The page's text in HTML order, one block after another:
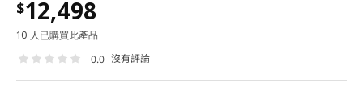
$12,498
10 人已購買此產品
0.0 沒有評論